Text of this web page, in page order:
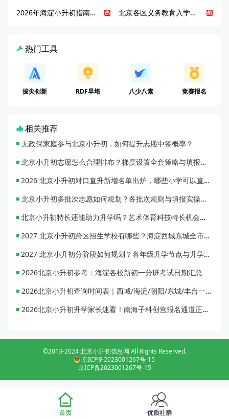
2026年海淀小升初指南，一文了解招生政策要点
北京各区义务教育入学咨询电话汇总，25年小升初家长提前收藏
热门工具
拔尖创新 RDF早培 八少八素 竞赛报名
相关推荐
无政保家庭参与北京小升初，如何提升志愿中签概率？
北京小升初志愿怎么合理排布？梯度设置全套策略与填报避坑指南
2026 北京小升初对口直升新增名单出炉，哪些小学可以直升优质初中？
北京小升初多批次志愿如何规划？各批次规则与填报实操指南
北京小升初特长还能助力升学吗？艺术体育科技特长机会与误区全面解析
2027 北京小升初跨区招生学校有哪些？海淀西城东城全市招生校完整汇总
2027 北京小升初分阶段如何规划？各年级升学节点与升学通道全梳理
2026北京小升初参考：海淀各校新初一分班考试日期汇总
2026北京小升初查询时间表｜西城/海淀/朝阳/东城/丰台一键对照
2026北京小升初升学家长速看！南海子科创营报名通道正式开启
©2013-2024 北京小升初信息网 All Rights Reserved.
京ICP备2023001267号-15
京ICP备2023001267号-15
首页 优质社群